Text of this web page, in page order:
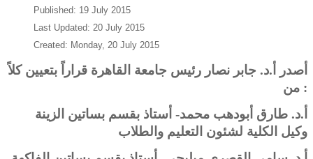
Published: 19 July 2015
Last Updated: 20 July 2015
Created: Monday, 20 July 2015
أصدر أ.د. جابر نصار رئيس جامعة القاهرة قراراً بتعيين كلاً
من :
أ.د. طارق أبودهب محمد- أستاذ بقسم بساتين الزينة
وكيل الكلية لشئون التعليم والطلاب